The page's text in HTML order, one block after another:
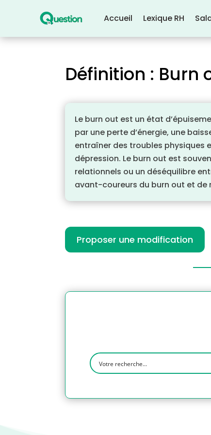
Accueil Lexique RH
Définition : Burn
Le burn out est un état
par une perte d’énergie, une
entraîner des troubles physiques
dépression. Le burn out est
relationnels ou un déséquilibre
avant-coureurs du burn out et de
Proposer une modification